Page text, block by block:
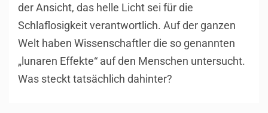
der Ansicht, das helle Licht sei für die
Schlaflosigkeit verantwortlich. Auf der ganzen
Welt haben Wissenschaftler die so genannten
„lunaren Effekte“ auf den Menschen untersucht.
Was steckt tatsächlich dahinter?